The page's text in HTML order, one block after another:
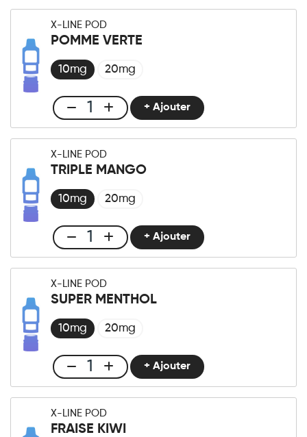
LINE
-
Pêche
quantité
X-LINE POD
POMME VERTE
10mg 20mg
Club
X-
LINE
-
Pomme
quantité
+ Ajouter
X-LINE POD
TRIPLE MANGO
10mg 20mg
Club
X-
LINE
-
Triple
quantité
+ Ajouter
X-LINE POD
SUPER MENTHOL
10mg 20mg
Club
X-
LINE
-
+ Ajouter
X-LINE POD
FRAISE KIWI